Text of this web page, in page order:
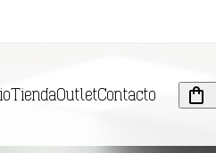
TiendaOutletContacto